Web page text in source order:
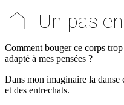
⌂ Un pas
Comment bouger ce corps
adapté à mes pensées ?
Dans mon imaginaire la danse
et des entrechats.